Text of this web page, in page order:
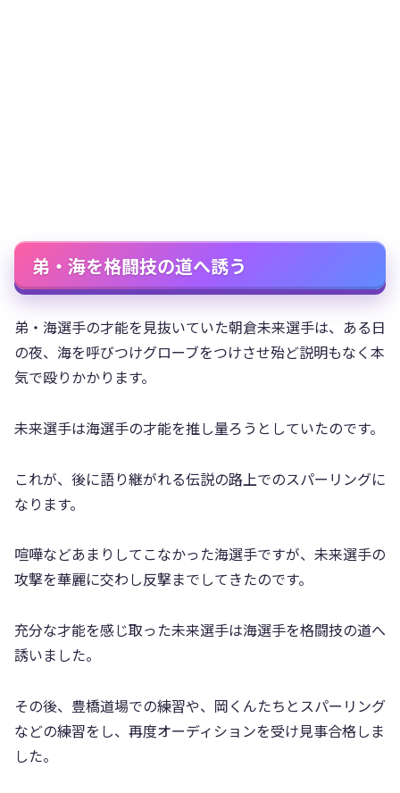
弟・海を格闘技の道へ誘う
弟・海選手の才能を見抜いていた朝倉未来選手は、ある日
の夜、海を呼びつけグローブをつけさせ殆ど説明もなく本
気で殴りかかります。
未来選手は海選手の才能を推し量ろうとしていたのです。
これが、後に語り継がれる伝説の路上でのスパーリングに
なります。
喧嘩などあまりしてこなかった海選手ですが、未来選手の
攻撃を華麗に交わし反撃までしてきたのです。
充分な才能を感じ取った未来選手は海選手を格闘技の道へ
誘いました。
その後、豊橋道場での練習や、岡くんたちとスパーリング
などの練習をし、再度オーディションを受け見事合格しま
した。